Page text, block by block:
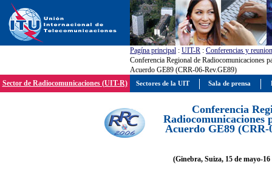
Pagína principal : UIT-R : Conferencias y
Conferencia Regional de Radiocomunicaciones
Acuerdo GE89 (CRR-06-Rev.GE89)
Sector de Radiocomunicaciones (UIT-R)
Conferencia
Radiocomunicaciones
Acuerdo GE89 (CRR-
(Ginebra, Suiza, 15 de mayo-
Sectores de la UIT Sala de prensa